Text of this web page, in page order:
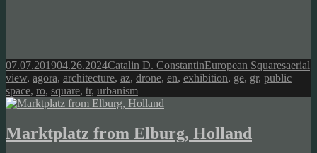
Posted
on
07.07.201904.26.2024Author
Catalin D. ConstantinCategories
European SquaresTags
aerial
view, agora, architecture, az, drone, en, exhibition, ge, gr, public
space, ro, square, tr, urbanism
Marktplatz from Elburg, Holland